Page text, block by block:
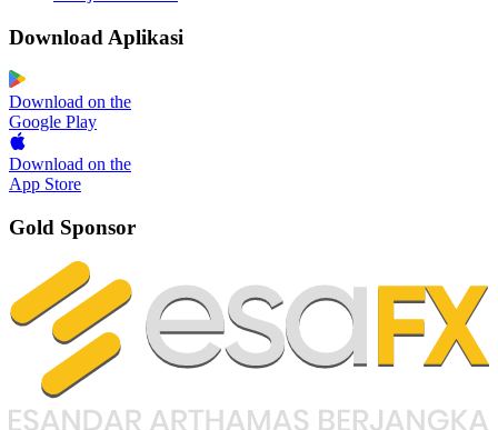
Download Aplikasi
Download on the
Google Play
Download on the
App Store
Gold Sponsor